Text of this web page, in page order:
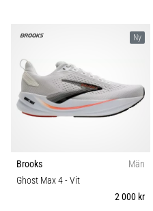
Ny
Brooks
Män
Ghost Max 4- Vit
2 000 kr